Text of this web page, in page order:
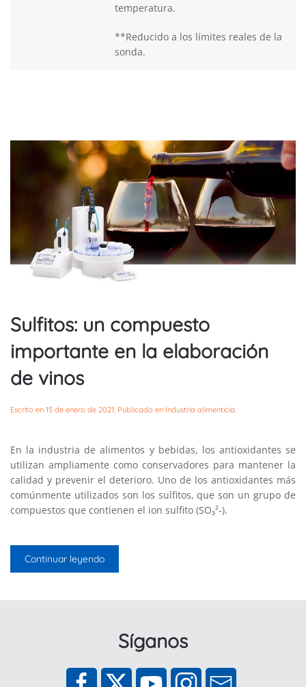
temperatura.
**Reducido a los límites reales de la
sonda.
Sulfitos: un compuesto
importante en la elaboración
de vinos
Escrito en 15 de enero de 2021 . Publicado en Industria alimenticia
En la industria de alimentos y bebidas, los antioxidantes se
utilizan ampliamente como conservadores para mantener la
calidad y prevenir el deterioro. Uno de los antioxidantes más
comúnmente utilizados son los sulfitos, que son un grupo de
compuestos que contienen el ion sulfito (SO₃²-).
Continuar leyendo
Síganos